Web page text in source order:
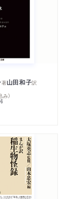
著山田和子訳
み）